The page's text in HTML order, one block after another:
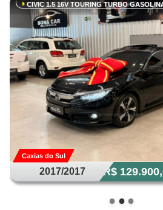
CIVIC 1.5 16V TOURING TURBO
Caxias do Sul
2017/2017 R$